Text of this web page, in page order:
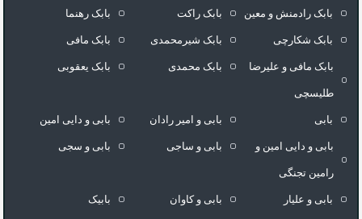
بابک رادمنش و معین بابک راکت بابک رهنما
بابک شکارچی بابک شیرمحمدی بابک مافی
بابک مافی و علیرضا
طلیسچی
بابک محمدی بابک یعقوبی
بابی بابی و امیر رادان بابی و دایی امین
بابی و دایی امین و
رامین تجنگی
بابی و ساجی بابی و سجی
بابی و علیار بابی و کاوان بابیک